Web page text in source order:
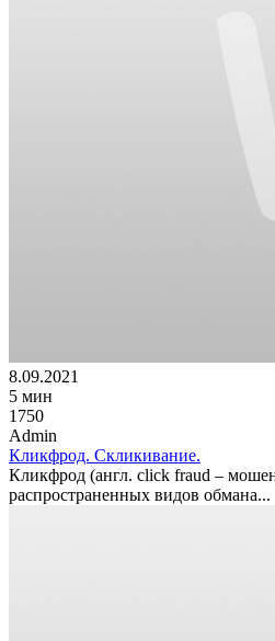
8.09.2021
5 мин
1750
Admin
Кликфрод. Скликивание.
Кликфрод (англ. click fraud –
распространенных видов обмана...